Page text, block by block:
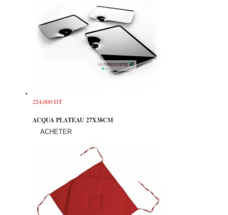
224,000 DT
ACQUA PLATEAU 27X38CM
ACHETER